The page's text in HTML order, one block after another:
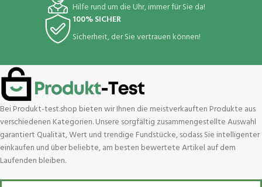
Hilfe rund um die Uhr, immer für Sie da!
100% SICHER
Sicherheit, der Sie vertrauen können!
Bei Produkt-test.shop bieten wir Ihnen die meistverkauften Produkte aus
verschiedenen Kategorien. Unsere sorgfältig zusammengestellte Auswahl
garantiert Qualität, Wert und trendige Fundstücke, sodass Sie intelligenter
einkaufen und über beliebte, am besten bewertete Artikel auf dem
Laufenden bleiben.